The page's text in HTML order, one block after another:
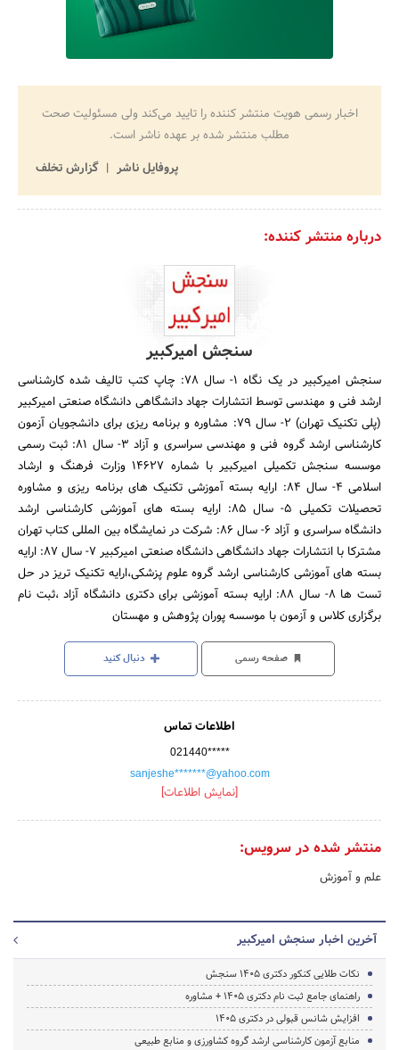
اخبار رسمی هویت منتشر کننده را تایید می‌کند ولی مسئولیت صحت
مطلب منتشر شده بر عهده ناشر است.
پروفایل ناشر
گزارش تخلف
درباره منتشر کننده:
سنجش امیرکبیر
سنجش امیرکبیر در یک نگاه ۱- سال ۷۸: چاپ کتب تالیف شده کارشناسی
ارشد فنی و مهندسی توسط انتشارات جهاد دانشگاهی دانشگاه صنعتی امیرکبیر
(پلی تکنیک تهران) ۲- سال ۷۹: مشاوره و برنامه ریزی برای دانشجویان آزمون
کارشناسی ارشد گروه فنی و مهندسی سراسری و آزاد ۳- سال ۸۱: ثبت رسمی
موسسه سنجش تکمیلی امیرکبیر با شماره ۱۴۶۲۷ وزارت فرهنگ و ارشاد
اسلامی ۴- سال ۸۴: ارایه بسته آموزشی تکنیک های برنامه ریزی و مشاوره
تحصیلات تکمیلی ۵- سال ۸۵: ارایه بسته های آموزشی کارشناسی ارشد
دانشگاه سراسری و آزاد ۶- سال ۸۶: شرکت در نمایشگاه بین المللی کتاب تهران
مشترکا با انتشارات جهاد دانشگاهی دانشگاه صنعتی امیرکبیر ۷- سال ۸۷: ارایه
بسته های آموزشی کارشناسی ارشد گروه علوم پزشکی،ارایه تکنیک تریز در حل
تست ها ۸- سال ۸۸: ارایه بسته آموزشی برای دکتری دانشگاه آزاد ،ثبت نام
برگزاری کلاس و آزمون با موسسه پوران پژوهش و مهستان
صفحه رسمی دنبال کنید
اطلاعات تماس
021440*****
sanjeshe*******@yahoo.com
[نمایش اطلاعات]
منتشر شده در سرویس:
علم و آموزش
آخرین اخبار سنجش امیرکبیر
نکات طلایی کنکور دکتری 1405 سنجش
راهنمای جامع ثبت نام دکتری 1405 + مشاوره
افزایش شانس قبولی در دکتری 1405
منابع آزمون کارشناسی ارشد گروه کشاورزی و منابع طبیعی